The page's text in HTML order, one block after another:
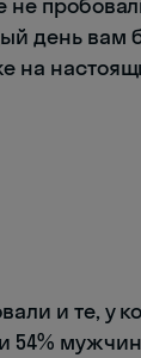
не
день вам
на
и те, у
54%